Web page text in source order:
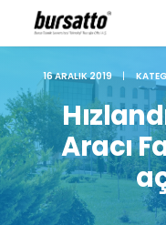
16 ARALIK 2019 |
Aracı